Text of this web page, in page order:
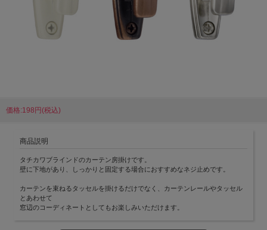
価格:198円(税込)
商品説明
タチカワブラインドのカーテン房掛けです。
壁に下地があり、しっかりと固定する場合におすすめなネジ止めです。
カーテンを束ねるタッセルを掛けるだけでなく、カーテンレールやタッセル
とあわせて
窓辺のコーディネートとしてもお楽しみいただけます。